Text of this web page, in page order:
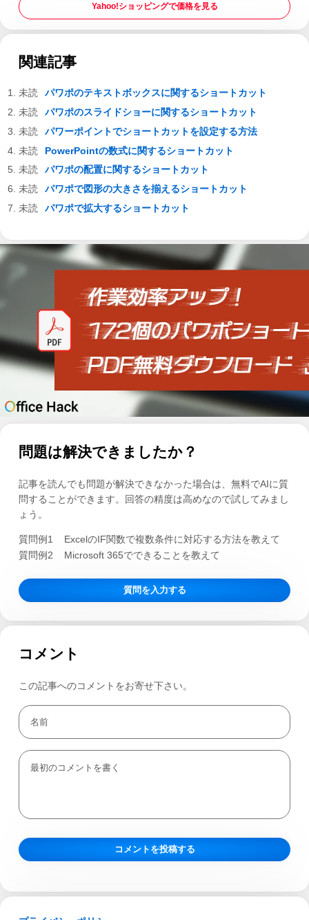
Yahoo!ショッピングで価格を見る
関連記事
パワポのテキストボックスに関するショートカット
パワポのスライドショーに関するショートカット
パワーポイントでショートカットを設定する方法
PowerPointの数式に関するショートカット
パワポの配置に関するショートカット
パワポで図形の大きさを揃えるショートカット
パワポで拡大するショートカット
問題は解決できましたか？
記事を読んでも問題が解決できなかった場合は、無料でAIに質
問することができます。回答の精度は高めなので試してみまし
ょう。
質問例1
ExcelのIF関数で複数条件に対応する方法を教えて
質問例2
Microsoft 365でできることを教えて
質問を入力する
コメント
この記事へのコメントをお寄せ下さい。